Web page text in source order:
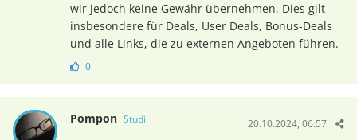
wir jedoch keine Gewähr übernehmen. Dies gilt
insbesondere für Deals, User Deals, Bonus-Deals
und alle Links, die zu externen Angeboten führen.
0
Pompon Studi 20.10.2024, 06:57